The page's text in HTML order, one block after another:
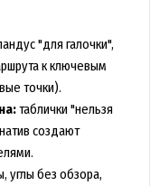
"для галочки",
к ключевым
точки).
таблички "нельзя
создают
углы без обзора,